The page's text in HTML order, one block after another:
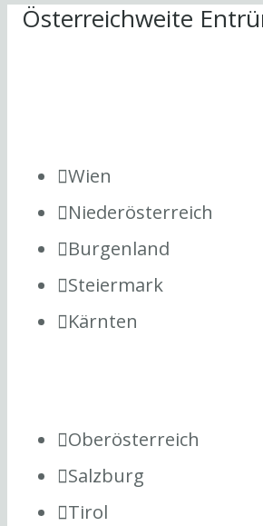
Österreichweite
Wien
Niederösterreich
Burgenland
Steiermark
Kärnten
Oberösterreich
Salzburg
Tirol